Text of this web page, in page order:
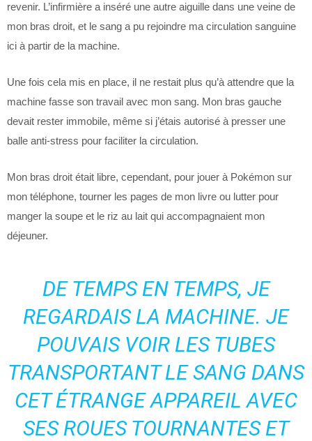
revenir. L’infirmière a inséré une autre aiguille dans une veine de
mon bras droit, et le sang a pu rejoindre ma circulation sanguine
ici à partir de la machine.
Une fois cela mis en place, il ne restait plus qu’à attendre que la
machine fasse son travail avec mon sang. Mon bras gauche
devait rester immobile, même si j’étais autorisé à presser une
balle anti-stress pour faciliter la circulation.
Mon bras droit était libre, cependant, pour jouer à Pokémon sur
mon téléphone, tourner les pages de mon livre ou lutter pour
manger la soupe et le riz au lait qui accompagnaient mon
déjeuner.
DE TEMPS EN TEMPS, JE
REGARDAIS LA MACHINE. JE
POUVAIS VOIR LES TUBES
TRANSPORTANT LE SANG DANS
CET ÉTRANGE APPAREIL AVEC
SES ROUES TOURNANTES ET